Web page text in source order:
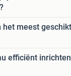
meest
efficiënt